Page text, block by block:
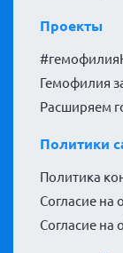
Проекты
Гемофилия
Расширяем
Политики
Политика
Согласие на
Согласие на